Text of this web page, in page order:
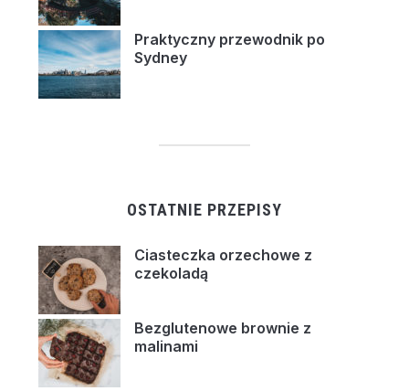
Praktyczny przewodnik po
Sydney
OSTATNIE PRZEPISY
Ciasteczka orzechowe z
czekoladą
Bezglutenowe brownie z
malinami